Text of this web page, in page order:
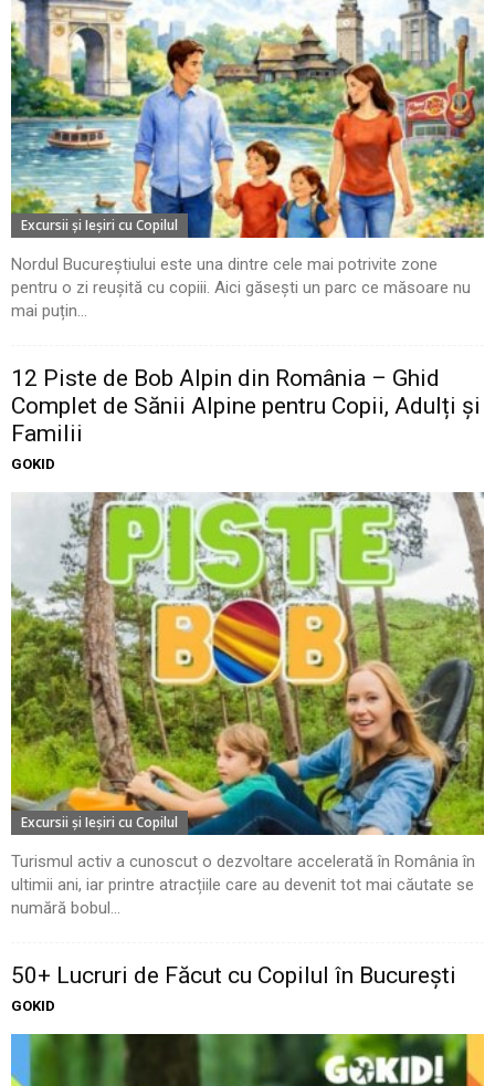
Excursii şi Ieşiri cu Copilul
Nordul Bucureștiului este una dintre cele mai potrivite zone
pentru o zi reușită cu copiii. Aici găsești un parc ce măsoare nu
mai puțin...
12 Piste de Bob Alpin din România – Ghid
Complet de Sănii Alpine pentru Copii, Adulți și
Familii
GOKID
Excursii şi Ieşiri cu Copilul
Turismul activ a cunoscut o dezvoltare accelerată în România în
ultimii ani, iar printre atracțiile care au devenit tot mai căutate se
numără bobul...
50+ Lucruri de Făcut cu Copilul în București
GOKID